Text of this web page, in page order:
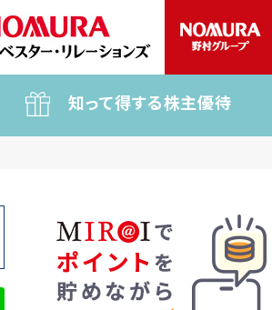
知って得する株主優待